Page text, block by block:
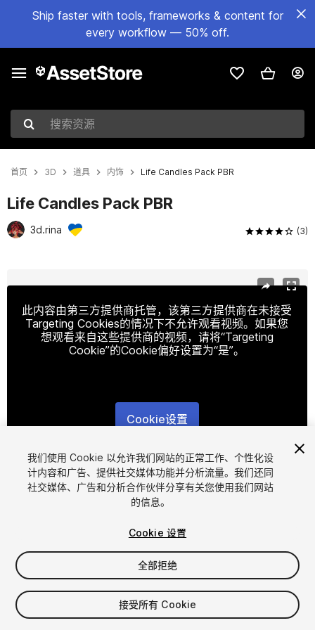
Ship faster with tools, frameworks & content for
every workflow — 50% off.
搜索资源
首页 3D 道具 内饰 Life Candles Pack PBR
Life Candles Pack PBR
3d.rina (3)
此内容由第三方提供商托管，该第三方提供商在未接受
Targeting Cookies的情况下不允许观看视频。如果您
想观看来自这些提供商的视频，请将“Targeting
Cookie”的Cookie偏好设置为“是”。
Cookie设置
1/7
$5.99
增值税将在结算时计算
我们使用 Cookie 以允许我们网站的正常工作、个性化设
计内容和广告、提供社交媒体功能并分析流量。我们还同
社交媒体、广告和分析合作伙伴分享有关您使用我们网站
的信息。
Cookie 设置
全部拒绝
接受所有 Cookie